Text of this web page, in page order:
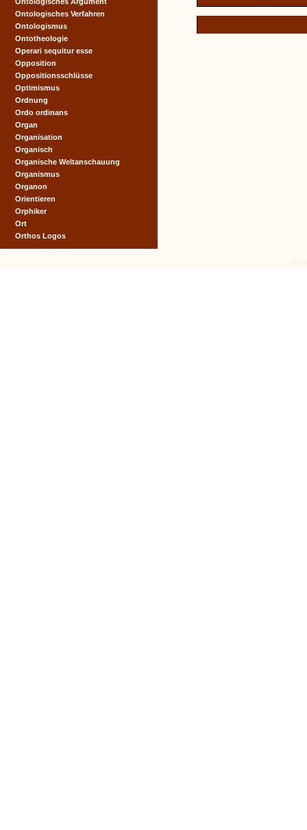
Ontologisches Verfahren
Ontologismus
Ontotheologie
Operari sequitur esse
Opposition
Oppositionsschlüsse
Optimismus
Ordnung
Ordo ordinans
Organ
Organisation
Organisch
Organische Weltanschauung
Organismus
Organon
Orientieren
Orphiker
Ort
Orthos Logos